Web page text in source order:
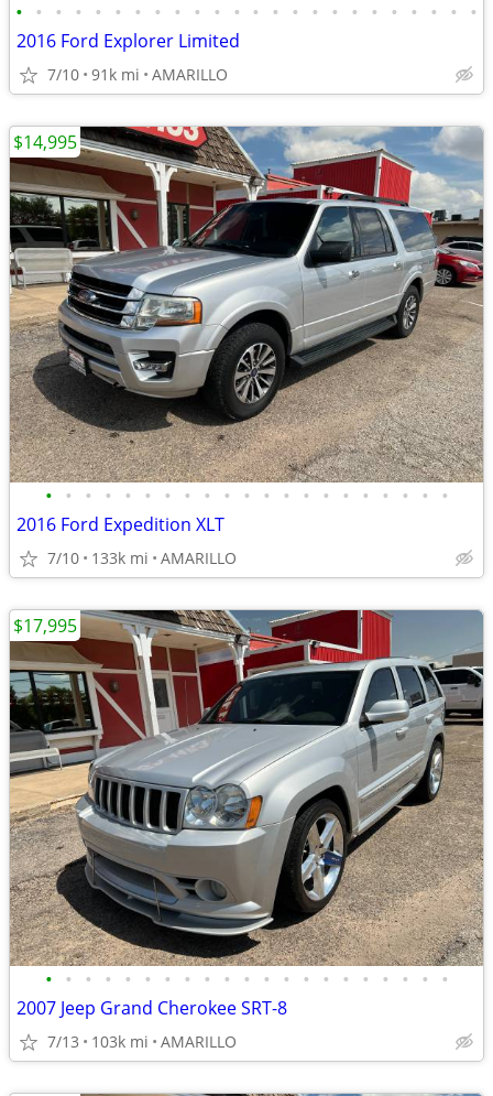
• • • • • • • • • • • • • • • • • • • • • • • •
2016 Ford Explorer Limited
7/10 91k mi AMARILLO
• • • • • • • • • • • • • • • • • • • • •
2016 Ford Expedition XLT
7/10 133k mi AMARILLO
$14,995
• • • • • • • • • • • • • • • • • • • • •
2007 Jeep Grand Cherokee SRT-8
7/13 103k mi AMARILLO
$17,995